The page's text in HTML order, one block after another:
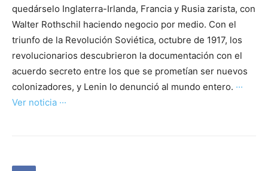
quedárselo Inglaterra-Irlanda, Francia y Rusia zarista, con
Walter Rothschil haciendo negocio por medio. Con el
triunfo de la Revolución Soviética, octubre de 1917, los
revolucionarios descubrieron la documentación con el
acuerdo secreto entre los que se prometían ser nuevos
colonizadores, y Lenin lo denunció al mundo entero. ···
Ver noticia ···